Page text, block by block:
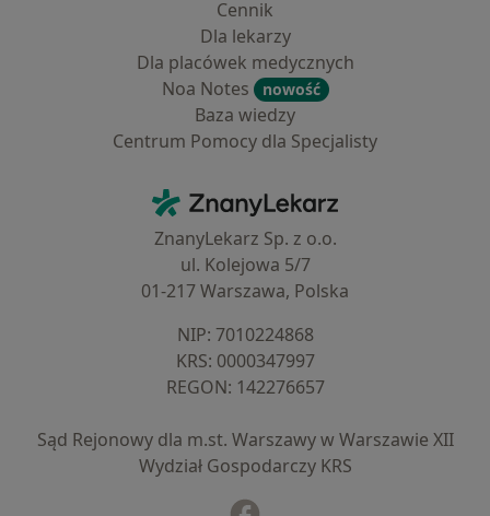
Cennik
Dla lekarzy
Dla placówek medycznych
Noa Notes
nowość
Baza wiedzy
Centrum Pomocy dla Specjalisty
ZnanyLekarz - Strona główna
ZnanyLekarz Sp. z o.o.
ul. Kolejowa 5/7
01-217 Warszawa, Polska
NIP: ⁠7010224868
KRS: ⁠0000347997
REGON: ⁠142276657
Sąd Rejonowy dla m.st. Warszawy w Warszawie XII
Wydział Gospodarczy KRS